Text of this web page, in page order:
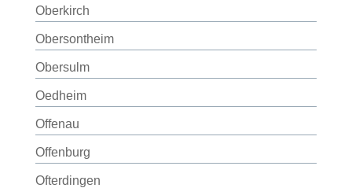
Oberkirch
Obersontheim
Obersulm
Oedheim
Offenau
Offenburg
Ofterdingen